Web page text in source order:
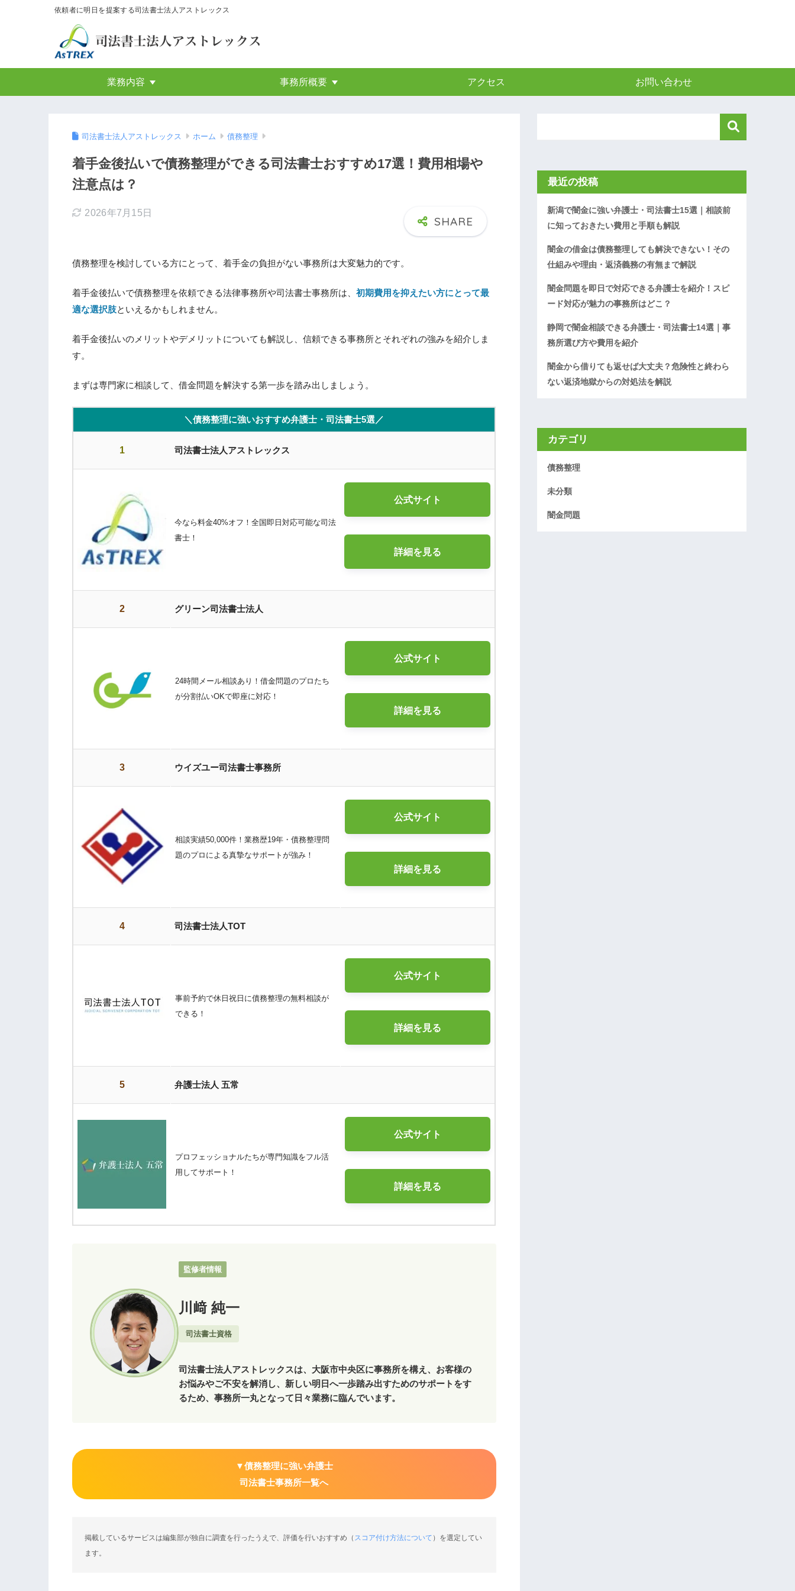
依頼者に明日を提案する司法書士法人アストレックス
業務内容 事務所概要 アクセス お問い合わせ
司法書士法人アストレックス ホーム 債務整理
着手金後払いで債務整理ができる司法書士おすすめ17選！費用相場や
注意点は？
2026年7月15日
債務整理を検討している方にとって、着手金の負担がない事務所は大変魅力的です。
着手金後払いで債務整理を依頼できる法律事務所や司法書士事務所は、 初期費用を抑えたい方にとって最
適な選択肢といえるかもしれません。
着手金後払いのメリットやデメリットについても解説し、信頼できる事務所とそれぞれの強みを紹介しま
す。
まずは専門家に相談して、借金問題を解決する第一歩を踏み出しましょう。
＼債務整理に強いおすすめ弁護士・司法書士5選／
1 司法書士法人アストレックス
今なら料金40%オフ！全国即日対応可能な司法
書士！
公式サイト
詳細を見る
2 グリーン司法書士法人
24時間メール相談あり！借金問題のプロたち
が分割払いOKで即座に対応！
公式サイト
詳細を見る
3 ウイズユー司法書士事務所
相談実績50,000件！業務歴19年・債務整理問
題のプロによる真摯なサポートが強み！
公式サイト
詳細を見る
4 司法書士法人TOT
事前予約で休日祝日に債務整理の無料相談が
できる！
公式サイト
詳細を見る
5 弁護士法人 五常
プロフェッショナルたちが専門知識をフル活
用してサポート！
公式サイト
詳細を見る
監修者情報
川﨑 純一
司法書士資格
司法書士法人アストレックスは、大阪市中央区に事務所を構え、お客様の
お悩みやご不安を解消し、新しい明日へ一歩踏み出すためのサポートをす
るため、事務所一丸となって日々業務に臨んでいます。
▼債務整理に強い弁護士
司法書士事務所一覧へ
掲載しているサービスは編集部が独自に調査を行ったうえで、評価を行いおすすめ（ スコア付け方法について ）を選定してい
ます。
最近の投稿
新潟で闇金に強い弁護士・司法書士15選｜相談前
に知っておきたい費用と手順も解説
闇金の借金は債務整理しても解決できない！その
仕組みや理由・返済義務の有無まで解説
闇金問題を即日で対応できる弁護士を紹介！スピ
ード対応が魅力の事務所はどこ？
静岡で闇金相談できる弁護士・司法書士14選｜事
務所選び方や費用を紹介
闇金から借りても返せば大丈夫？危険性と終わら
ない返済地獄からの対処法を解説
カテゴリ
債務整理
未分類
闇金問題